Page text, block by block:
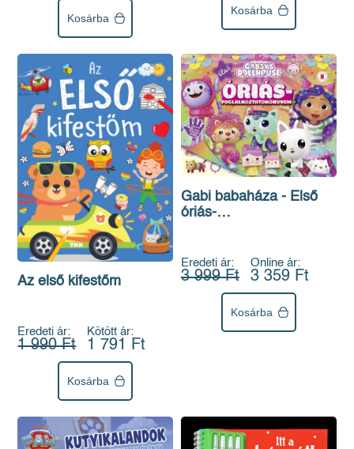
Kosárba
Kosárba
Az első kifestőm
Eredeti ár:
1 990 Ft
Kötött ár:
1 791 Ft
Kosárba
Gabi babaháza - Első
óriás-
Eredeti ár:
3 999 Ft
Online ár:
3 359 Ft
Kosárba